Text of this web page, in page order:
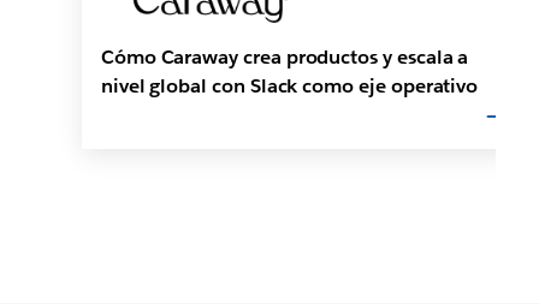
Cómo Caraway crea productos y escala a
nivel global con Slack como eje operativo